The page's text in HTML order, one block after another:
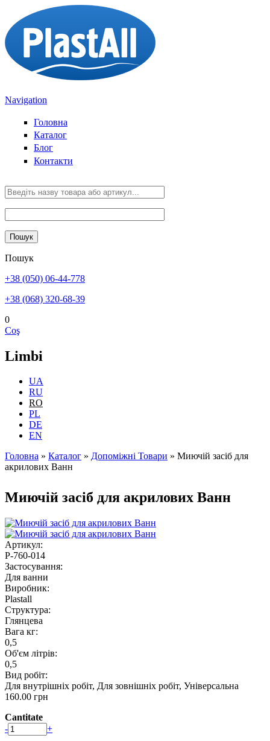
Sari la conținutul principal
Navigation
Головна
Каталог
Блог
Контакти
Пошук
+38 (050) 06-44-778
+38 (068) 320-68-39
0
Coş
Limbi
UA
RU
RO
PL
DE
EN
Eşti aici
Головна » Каталог » Допоміжні Товари » Миючій засіб для
акрилових Ванн
Миючій засіб для акрилових Ванн
Артикул:
P-760-014
Застосування:
Для ванни
Виробник:
Plastall
Структура:
Глянцева
Вага кг:
0,5
Об'єм літрів:
0,5
Вид робіт:
Для внутрішніх робіт, Для зовнішніх робіт, Універсальна
160.00 грн
Cantitate
-
+